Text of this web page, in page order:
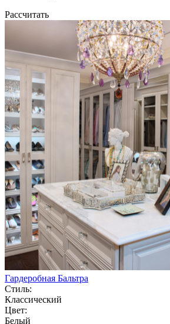
Рассчитать
Гардеробная Бальтра
Стиль:
Классический
Цвет:
Белый